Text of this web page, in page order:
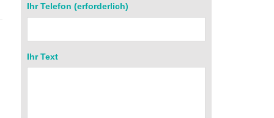
Ihr Telefon (erforderlich)
Ihr Text